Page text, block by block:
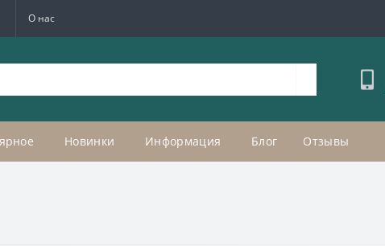
О нас
Новинки Информация Блог Отзывы